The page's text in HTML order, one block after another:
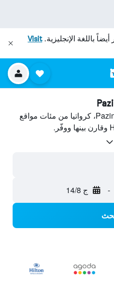
أيضاً باللغة الإنجليزية.Visit
ابحث عن بيوت العطلات في Pazin، كرواتيا من مئات مواقع
- ج 14/8